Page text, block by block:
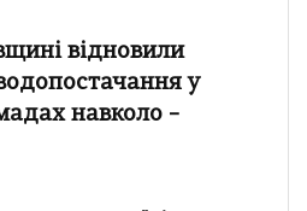
відновили
у
навколо –